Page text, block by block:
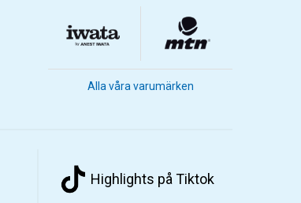
Alla våra varumärken
Highlights på Tiktok